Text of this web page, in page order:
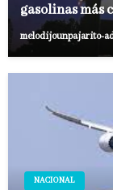
gasolinas más
melodijounpajarito-
NACIONAL